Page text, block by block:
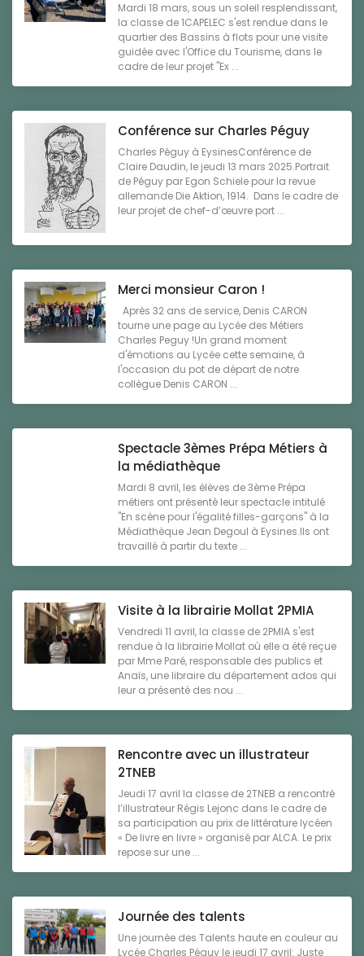
Mardi 18 mars, sous un soleil resplendissant,
la classe de 1CAPELEC s'est rendue dans le
quartier des Bassins à flots pour une visite
guidée avec l'Office du Tourisme, dans le
cadre de leur projet "Ex ...
Conférence sur Charles Péguy
Charles Péguy à EysinesConférence de
Claire Daudin, le jeudi 13 mars 2025.Portrait
de Péguy par Egon Schiele pour la revue
allemande Die Aktion, 1914. Dans le cadre de
leur projet de chef-d’œuvre port ...
Merci monsieur Caron !
Après 32 ans de service, Denis CARON
tourne une page au Lycée des Métiers
Charles Peguy !Un grand moment
d'émotions au Lycée cette semaine, à
l'occasion du pot de départ de notre
collègue Denis CARON ...
Spectacle 3èmes Prépa Métiers à
la médiathèque
Mardi 8 avril, les élèves de 3ème Prépa
métiers ont présenté leur spectacle intitulé
"En scène pour l'égalité filles-garçons" à la
Médiathèque Jean Degoul à Eysines.Ils ont
travaillé à partir du texte ...
Visite à la librairie Mollat 2PMIA
Vendredi 11 avril, la classe de 2PMIA s'est
rendue à la librairie Mollat où elle a été reçue
par Mme Paré, responsable des publics et
Anaïs, une libraire du département ados qui
leur a présenté des nou ...
Rencontre avec un illustrateur
2TNEB
Jeudi 17 avril la classe de 2TNEB a rencontré
l’illustrateur Régis Lejonc dans le cadre de
sa participation au prix de littérature lycéen
« De livre en livre » organisé par ALCA. Le prix
repose sur une ...
Journée des talents
Une journée des Talents haute en couleur au
Lycée Charles Péguy le jeudi 17 avril: Juste